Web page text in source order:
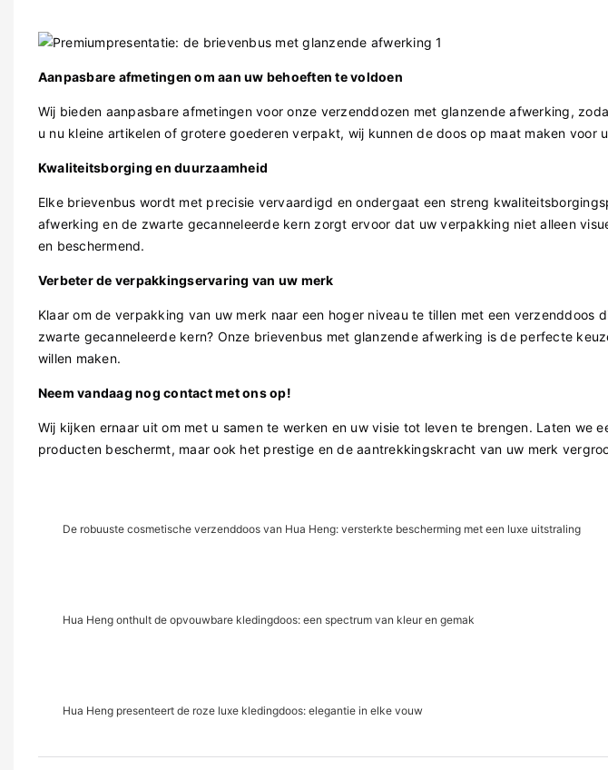
Aanpasbare afmetingen om aan uw behoeften te voldoen
Wij bieden aanpasbare afmetingen voor onze verzenddozen met glanzende afwerking,
u nu kleine artikelen of grotere goederen verpakt, wij kunnen de doos op maat maken voor
Kwaliteitsborging en duurzaamheid
Elke brievenbus wordt met precisie vervaardigd en ondergaat een streng
afwerking en de zwarte gecanneleerde kern zorgt ervoor dat uw verpakking niet alleen
en beschermend.
Verbeter de verpakkingservaring van uw merk
Klaar om de verpakking van uw merk naar een hoger niveau te tillen met een verzenddoos
zwarte gecanneleerde kern? Onze brievenbus met glanzende afwerking is de perfecte
willen maken.
Neem vandaag nog contact met ons op!
Wij kijken ernaar uit om met u samen te werken en uw visie tot leven te brengen. Laten we
producten beschermt, maar ook het prestige en de aantrekkingskracht van uw merk
De robuuste cosmetische verzenddoos van Hua Heng: versterkte bescherming met een luxe uitstraling
Hua Heng onthult de opvouwbare kledingdoos: een spectrum van kleur en gemak
Hua Heng presenteert de roze luxe kledingdoos: elegantie in elke vouw